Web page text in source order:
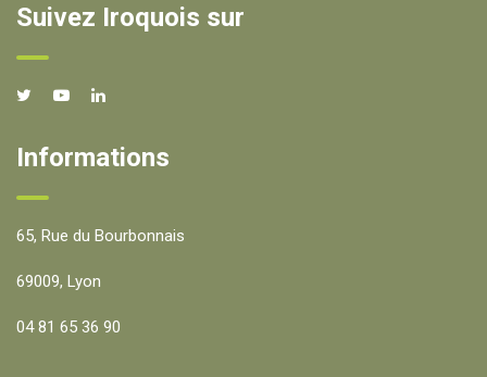
Suivez Iroquois sur
Informations
65, Rue du Bourbonnais
69009, Lyon
04 81 65 36 90